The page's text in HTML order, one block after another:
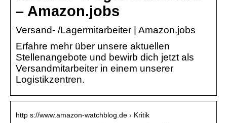
– Amazon.jobs
Versand- /Lagermitarbeiter | Amazon.jobs
Erfahre mehr über unsere aktuellen
Stellenangebote und bewirb dich jetzt als
Versandmitarbeiter in einem unserer
Logistikzentren.
http s://www.amazon-watchblog.de › Kritik